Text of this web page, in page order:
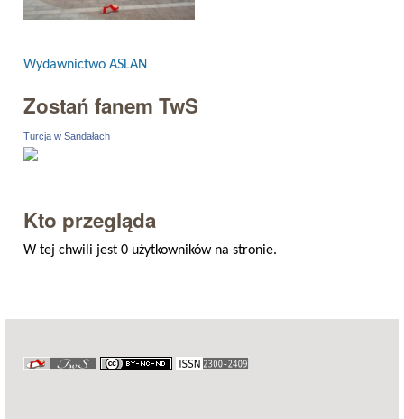
Wydawnictwo ASLAN
Zostań fanem TwS
Turcja w Sandałach
Kto przegląda
W tej chwili jest 0 użytkowników na stronie.